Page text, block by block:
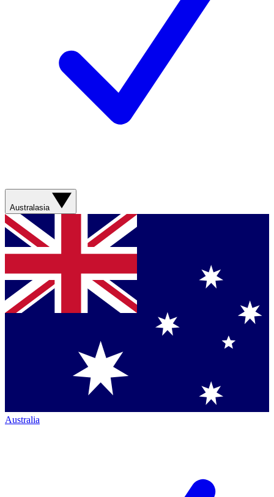
Australasia
Australia